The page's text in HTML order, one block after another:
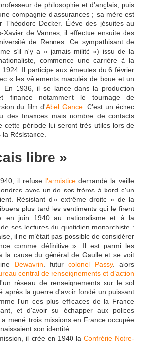
de philosophie et d'anglais, puis
compagnie d'assurances ; sa mère est
Théodore Decker. Élève des jésuites au
Xavier de Vannes, il effectue ensuite des
de Rennes. Ce sympathisant de
s'il n'y a « jamais milité ») issu de la
commence une carrière à la
Il participe aux émeutes du 6 février
« les vêtements maculés de boue et un
1936, il se lance dans la production
finance notamment le tournage de
du film d'Abel Gance. C'est un échec
des finances mais nombre de contacts
cette période lui seront très utiles lors de
Résistance.
libre »
il refuse l'armisticedemandé la veille
avec un de ses frères à bord d'un
Résistant d'« extrême droite » de la
plus tard les sentiments qui le firent
en juin 1940 au nationalisme et à la
ses lectures du quotidien monarchiste :
il ne m’était pas possible de considérer
comme définitive ». Il est parmi les
la cause du général de Gaulle et se voit
Dewavrin , futurcolonel Passy, alors
central de renseignements et d’action
réseau de renseignements sur le sol
après la guerre d'avoir fondé un puissant
l'un des plus efficaces de la France
et d'avoir su échapper aux polices
mené trois missions en France occupée
son identité.
il crée en 1940 la Confrérie Notre-